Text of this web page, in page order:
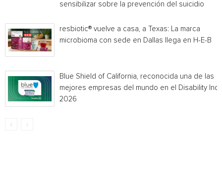
sensibilizar sobre la prevención del suicidio
resbiotic® vuelve a casa, a Texas: La marca
microbioma con sede en Dallas llega en H-E-B
Blue Shield of California, reconocida una de las
mejores empresas del mundo en el Disability
2026